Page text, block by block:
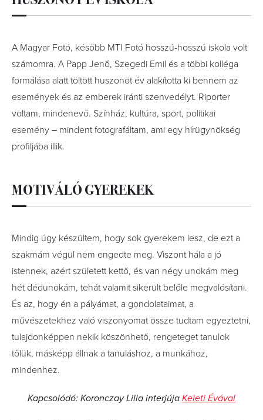
A Magyar Fotó, később MTI Fotó hosszú-hosszú iskola volt
számomra. A Papp Jenő, Szegedi Emil és a többi kolléga
formálása alatt töltött huszonöt év alakította ki bennem az
események és az emberek iránti szenvedélyt. Riporter
voltam, mindenevő. Színház, kultúra, sport, politikai
esemény ‒ mindent fotografáltam, ami egy hírügynökség
profiljába illik.
MOTIVÁLÓ GYEREKEK
Mindig úgy készültem, hogy sok gyerekem lesz, de ezt a
szakmám végül nem engedte meg. Viszont hála a jó
istennek, azért született kettő, és van négy unokám meg
hét dédunokám, tehát valamit sikerült belőle megvalósítani.
És az, hogy én a pályámat, a gondolatai­mat, a
művészetekhez való viszonyomat össze tudtam egyeztetni,
tulajdonképpen nekik köszönhető, rengeteget tanulok
tőlük, másképp állnak a tanuláshoz, a munkához,
mindenhez.
Kapcsolódó: Koronczay Lilla interjúja Keleti Évával